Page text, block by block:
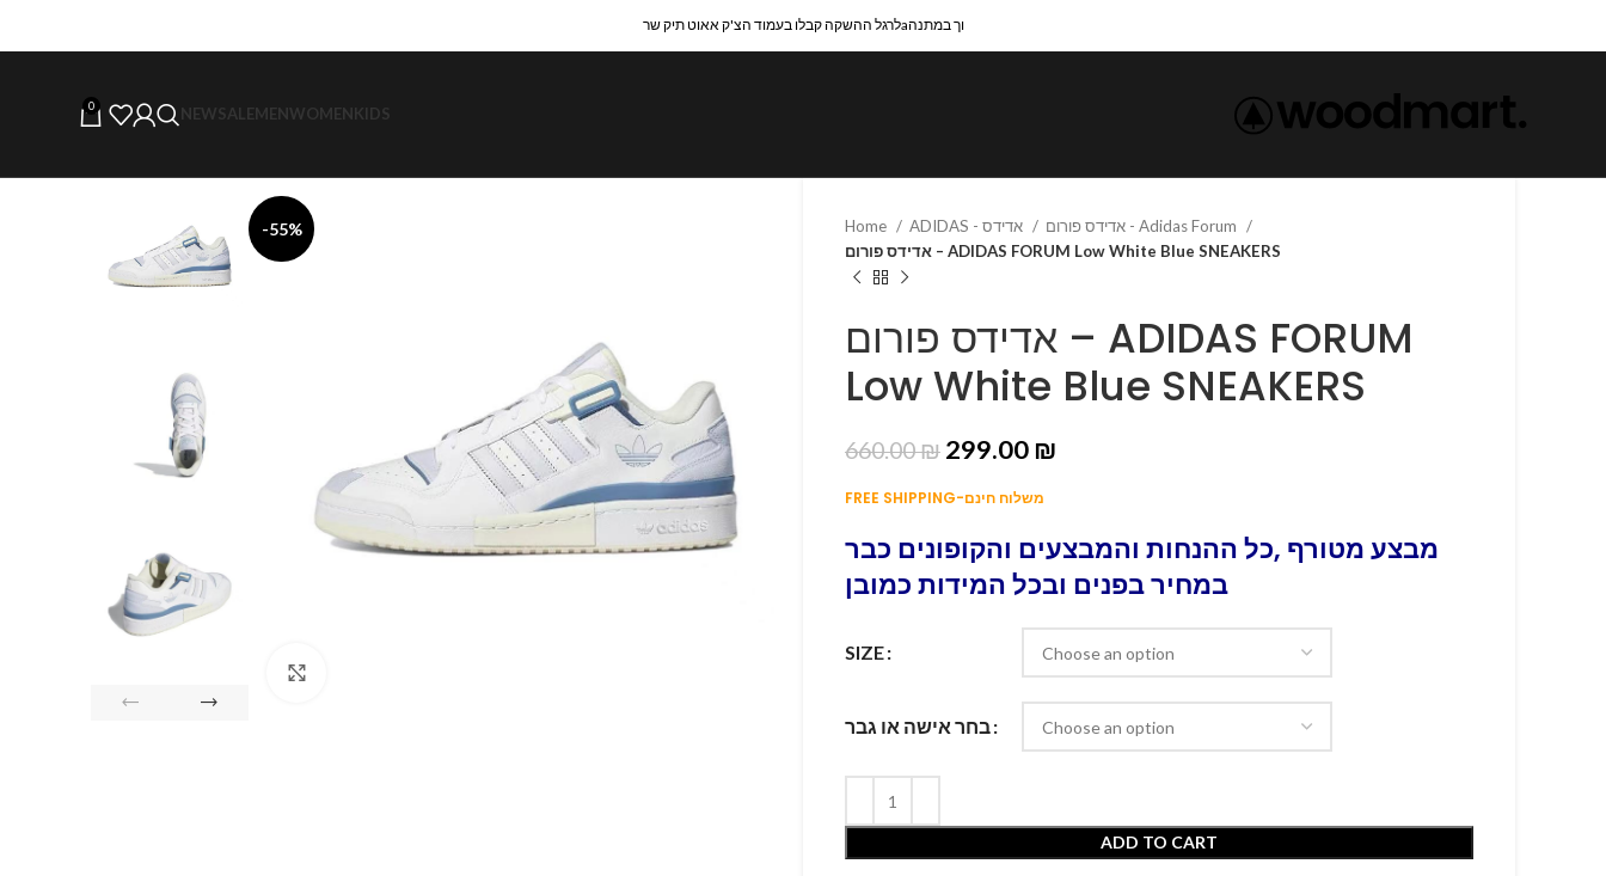
לרגל ההשקה קבלו בעמוד הצ'ק אאוט תיק שרaוך במתנה
0 NEWSALEMENWOMENKIDS
-55% Home
אדידס פורום - Adidas Forum
אדידס פורום – ADIDAS FORUM Low White Blue SNEAKERS
אדידס פורום – ADIDAS FORUM
Low White Blue SNEAKERS
660.00₪ 299.00 ₪
FREE SHIPPING-משלוח חינם
מבצע מטורף ,כל ההנחות והמבצעים והקופונים כבר
במחיר בפנים ובכל המידות כמובן
SIZE
בחר אישה או גבר
ADD TO CART